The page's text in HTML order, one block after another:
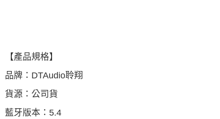
【產品規格】
品牌：DTAudio聆翔
貨源：公司貨
藍牙版本：5.4